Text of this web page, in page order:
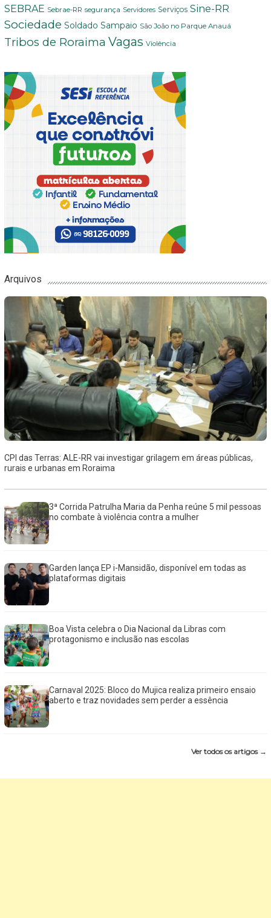
SEBRAE Sebrae-RR segurança Servidores Serviços Sine-RR
Sociedade Soldado Sampaio São João no Parque Anauá
Tribos de Roraima Vagas Violência
Arquivos
CPI das Terras: ALE-RR vai investigar grilagem em áreas públicas,
rurais e urbanas em Roraima
3ª Corrida Patrulha Maria da Penha reúne 5 mil pessoas
no combate à violência contra a mulher
Garden lança EP i-Mansidão, disponível em todas as
plataformas digitais
Boa Vista celebra o Dia Nacional da Libras com
protagonismo e inclusão nas escolas
Carnaval 2025: Bloco do Mujica realiza primeiro ensaio
aberto e traz novidades sem perder a essência
Ver todos os artigos →